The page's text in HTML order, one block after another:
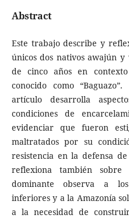
Abstract
Este trabajo describe y
únicos dos nativos awajún
de cinco años en
conocido como
artículo desarrolla
condiciones de
evidenciar que fueron
maltratados por su
resistencia en la defensa
reflexiona también
dominante observa a
inferiores y a la Amazonía
a la necesidad de